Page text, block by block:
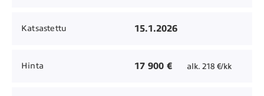
Katsastettu 15.1.2026
Hinta 17 900 € alk. 218 €/kk